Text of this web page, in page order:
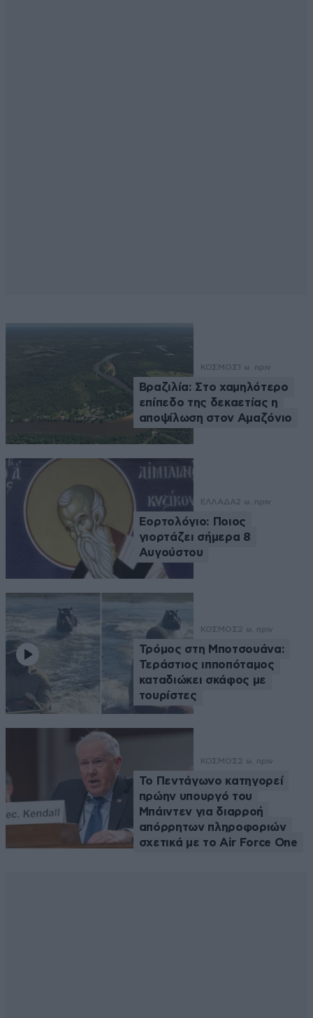
ΚΟΣΜΟΣ 1 ω. πριν
Βραζιλία: Στο χαμηλότερο
επίπεδο της δεκαετίας η
αποψίλωση στον Αμαζόνιο
ΕΛΛΑΔΑ2 ω. πριν
Εορτολόγιο: Ποιος
γιορτάζει σήμερα 8
Αυγούστου
ΚΟΣΜΟΣ2 ω. πριν
Τρόμος στη Μποτσουάνα:
Τεράστιος ιπποπόταμος
καταδιώκει σκάφος με
τουρίστες
ΚΟΣΜΟΣ2 ω. πριν
Το Πεντάγωνο κατηγορεί
πρώην υπουργό του
Μπάιντεν για διαρροή
απόρρητων πληροφοριών
σχετικά με το Air Force One